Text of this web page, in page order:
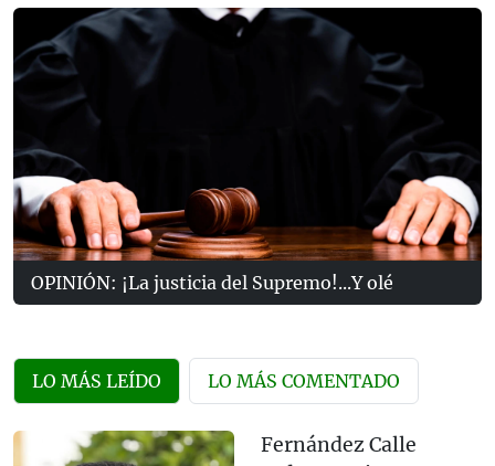
OPINIÓN: ¡La justicia del Supremo!...Y olé
LO MÁS LEÍDO LO MÁS COMENTADO
Fernández Calle